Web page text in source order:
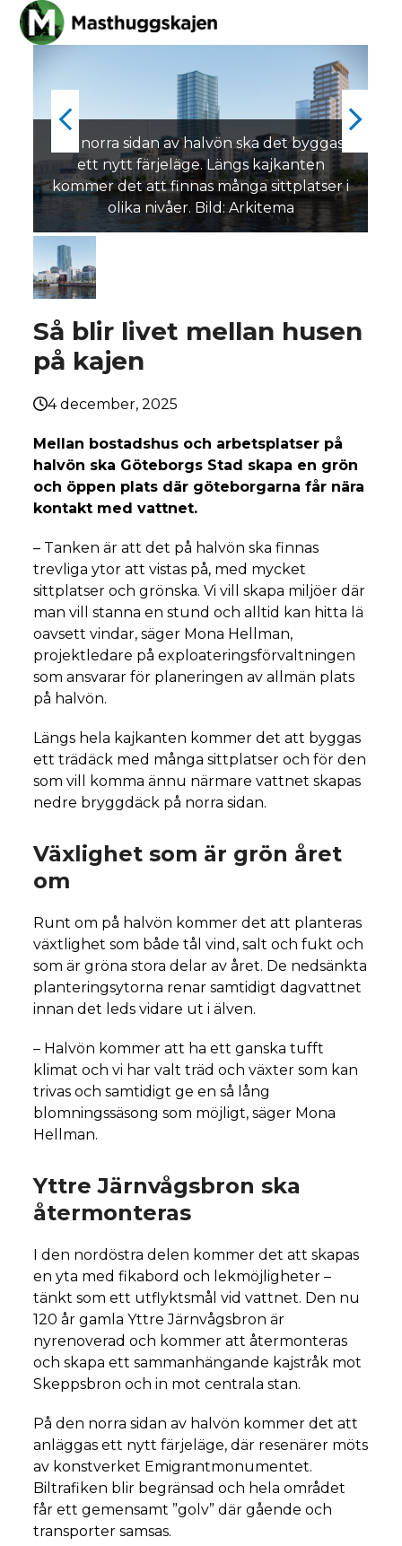
SkipOpen
mobile
Close
mobile
På norra sidan av halvön ska det byggas
ett nytt färjeläge. Längs kajkanten
kommer det att finnas många sittplatser i
olika nivåer. Bild: Arkitema
previous
slide
next
Så blir livet mellan husen
på kajen
4 december, 2025
Mellan bostadshus och arbetsplatser på
halvön ska Göteborgs Stad skapa en grön
och öppen plats där göteborgarna får nära
kontakt med vattnet.
– Tanken är att det på halvön ska finnas
trevliga ytor att vistas på, med mycket
sittplatser och grönska. Vi vill skapa miljöer där
man vill stanna en stund och alltid kan hitta lä
oavsett vindar, säger Mona Hellman,
projektledare på exploateringsförvaltningen
som ansvarar för planeringen av allmän plats
på halvön.
Längs hela kajkanten kommer det att byggas
ett trädäck med många sittplatser och för den
som vill komma ännu närmare vattnet skapas
nedre bryggdäck på norra sidan.
Växlighet som är grön året
om
Runt om på halvön kommer det att planteras
växtlighet som både tål vind, salt och fukt och
som är gröna stora delar av året. De nedsänkta
planteringsytorna renar samtidigt dagvattnet
innan det leds vidare ut i älven.
– Halvön kommer att ha ett ganska tufft
klimat och vi har valt träd och växter som kan
trivas och samtidigt ge en så lång
blomningssäsong som möjligt, säger Mona
Hellman.
Yttre Järnvågsbron ska
återmonteras
I den nordöstra delen kommer det att skapas
en yta med fikabord och lekmöjligheter –
tänkt som ett utflyktsmål vid vattnet. Den nu
120 år gamla Yttre Järnvågsbron är
nyrenoverad och kommer att återmonteras
och skapa ett sammanhängande kajstråk mot
Skeppsbron och in mot centrala stan.
På den norra sidan av halvön kommer det att
anläggas ett nytt färjeläge, där resenärer möts
av konstverket Emigrantmonumentet.
Biltrafiken blir begränsad och hela området
får ett gemensamt ”golv” där gående och
transporter samsas.